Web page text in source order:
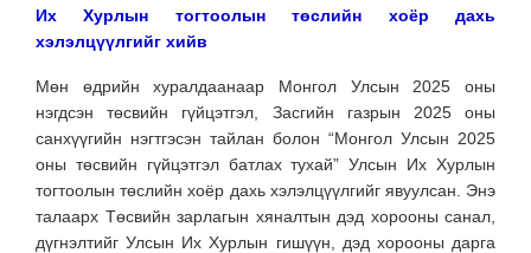
Их Хурлын тогтоолын төслийн хоёр дахь
хэлэлцүүлгийг хийв
Мөн өдрийн хуралдаанаар Монгол Улсын 2025 оны
нэгдсэн төсвийн гүйцэтгэл, Засгийн газрын 2025 оны
санхүүгийн нэгтгэсэн тайлан болон “Монгол Улсын 2025
оны төсвийн гүйцэтгэл батлах тухай” Улсын Их Хурлын
тогтоолын төслийн хоёр дахь хэлэлцүүлгийг явуулсан. Энэ
талаарх Төсвийн зарлагын хяналтын дэд хорооны санал,
дүгнэлтийг Улсын Их Хурлын гишүүн, дэд хорооны дарга